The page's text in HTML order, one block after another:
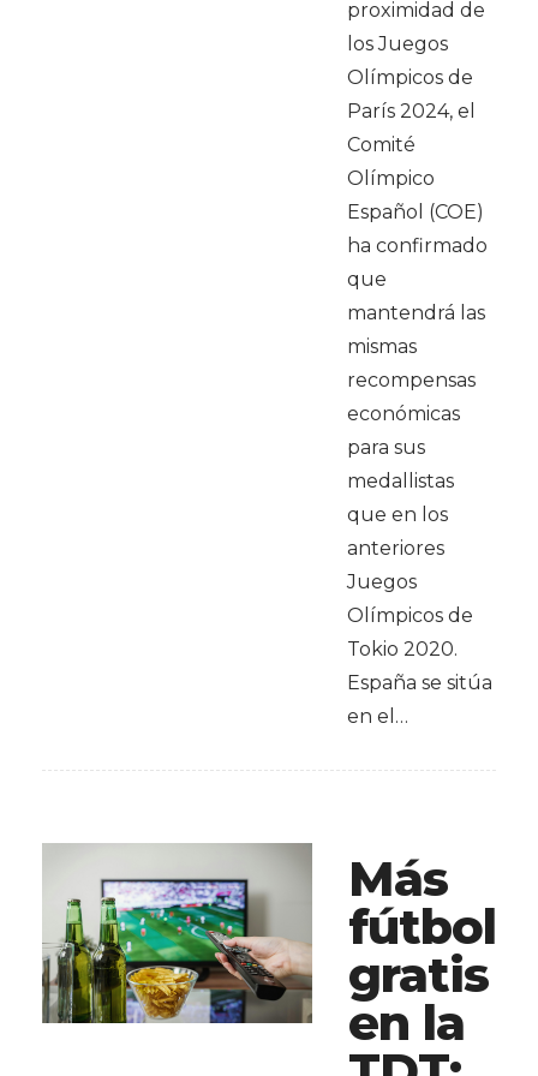
proximidad de
los Juegos
Olímpicos de
París 2024, el
Comité
Olímpico
Español (COE)
ha confirmado
que
mantendrá las
mismas
recompensas
económicas
para sus
medallistas
que en los
anteriores
Juegos
Olímpicos de
Tokio 2020.
España se sitúa
en el…
Más
fútbol
gratis
en la